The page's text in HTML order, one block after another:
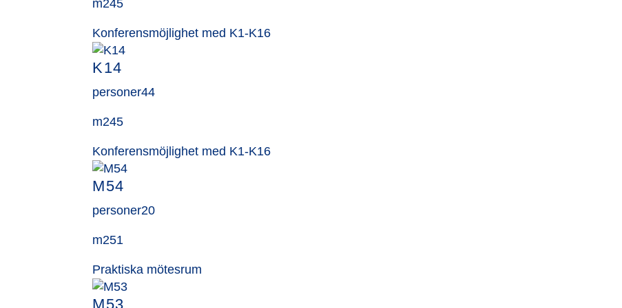
m245
Konferensmöjlighet med K1-K16
K14
personer44
m245
Konferensmöjlighet med K1-K16
M54
personer20
m251
Praktiska mötesrum
M53